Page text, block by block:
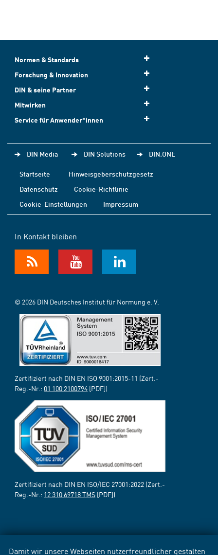
Damit wir unsere Webseiten nutzerfreundlicher gestalten
Normen & Standards
Forschung & Innovation
DIN & seine Partner
Mitwirken
Service für Anwender*innen
DIN Media DIN Solutions DIN.ONE
Startseite
Hinweisgeberschutzgesetz
Datenschutz
Cookie-Richtlinie
Cookie-Einstellungen
Impressum
In Kontakt bleiben
© 2026 DIN Deutsches Institut für Normung e. V.
Zertifiziert nach DIN EN ISO 9001:2015-11 (Zert.-
Reg.-Nr.: 01 100 2100794 [PDF])
Zertifiziert nach DIN EN ISO/IEC 27001:2022 (Zert.-
Reg.-Nr.: 12 310 69718 TMS [PDF])